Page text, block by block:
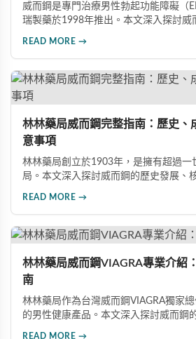
威而鋼是專門治療男性勃起功能障礙（
瑞製藥於1998年推出。本文深入探討威
這款革命性藥品。
READ MORE →
林林藥局威而鋼完整指南：歷史、
意事項
林林藥局創立於1903年，是擁有超過一
局。本文深入探討威而鋼的歷史發展、
全面瞭解並安全使用相關產品。
READ MORE →
林林藥局威而鋼VIAGRA專業介紹
南
林林藥局作為台灣威而鋼VIAGRA獨家
的男性健康產品。本文深入探討威而鋼
READ MORE →